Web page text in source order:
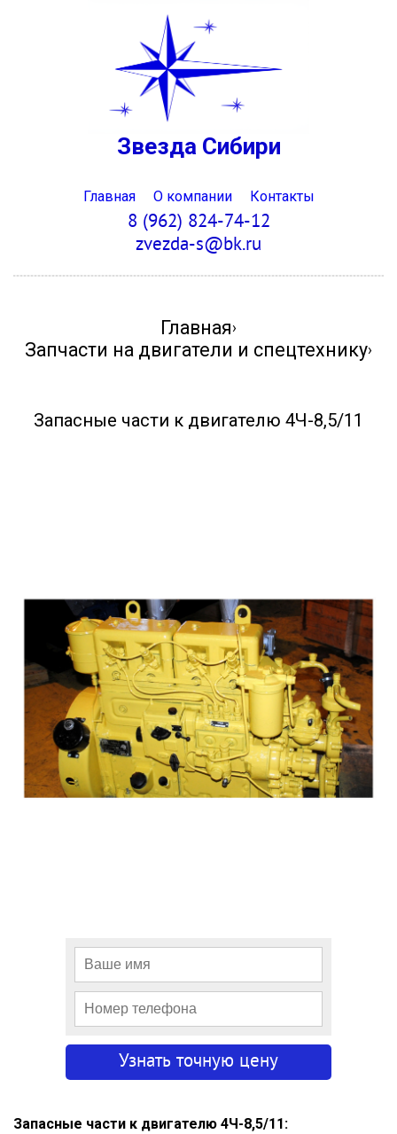
Звезда Сибири
Главная О компании Контакты
8 (962) 824-74-12
zvezda-s@bk.ru
Главная›
Запчасти на двигатели и спецтехнику›
Запасные части к двигателю 4Ч-8,5/11
Запасные части к двигателю 4Ч-8,5/11: